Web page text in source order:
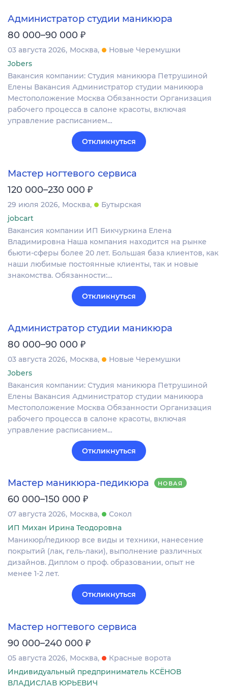
Администратор студии маникюра
80 000–90 000 ₽
03 августа 2026 Москва
Новые Черемушки
Jobers
Вакансия компании: Студия маникюра Петрушиной
Елены Вакансия Администратор студии маникюра
Местоположение Москва Обязанности Организация
рабочего процесса в салоне красоты, включая
управление расписанием…
Откликнуться
Мастер ногтевого сервиса
120 000–230 000 ₽
29 июля 2026 Москва
Бутырская
jobcart
Вакансия компании ИП Бикчуркина Елена
Владимировна Наша компания находится на рынке
бьюти-сферы более 20 лет. Большая база клиентов, как
наши любимые постоянные клиенты, так и новые
знакомства. Обязанности:…
Откликнуться
Администратор студии маникюра
80 000–90 000 ₽
03 августа 2026 Москва
Новые Черемушки
Jobers
Вакансия компании: Студия маникюра Петрушиной
Елены Вакансия Администратор студии маникюра
Местоположение Москва Обязанности Организация
рабочего процесса в салоне красоты, включая
управление расписанием…
Откликнуться
Мастер маникюра-педикюра НОВАЯ
60 000–150 000 ₽
07 августа 2026 Москва
Сокол
ИП Михан Ирина Теодоровна
Маникюр/педикюр все виды и техники, нанесение
покрытий (лак, гель-лаки), выполнение различных
дизайнов. Диплом о проф. образовании, опыт не
менее 1-2 лет.
Откликнуться
Мастер ногтевого сервиса
90 000–240 000 ₽
05 августа 2026 Москва
Красные ворота
Индивидуальный предприниматель КСЁНОВ
ВЛАДИСЛАВ ЮРЬЕВИЧ